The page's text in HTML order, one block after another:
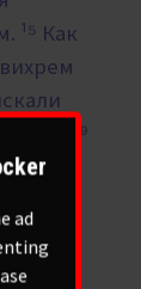
ad
¹⁵ Как
¹⁹